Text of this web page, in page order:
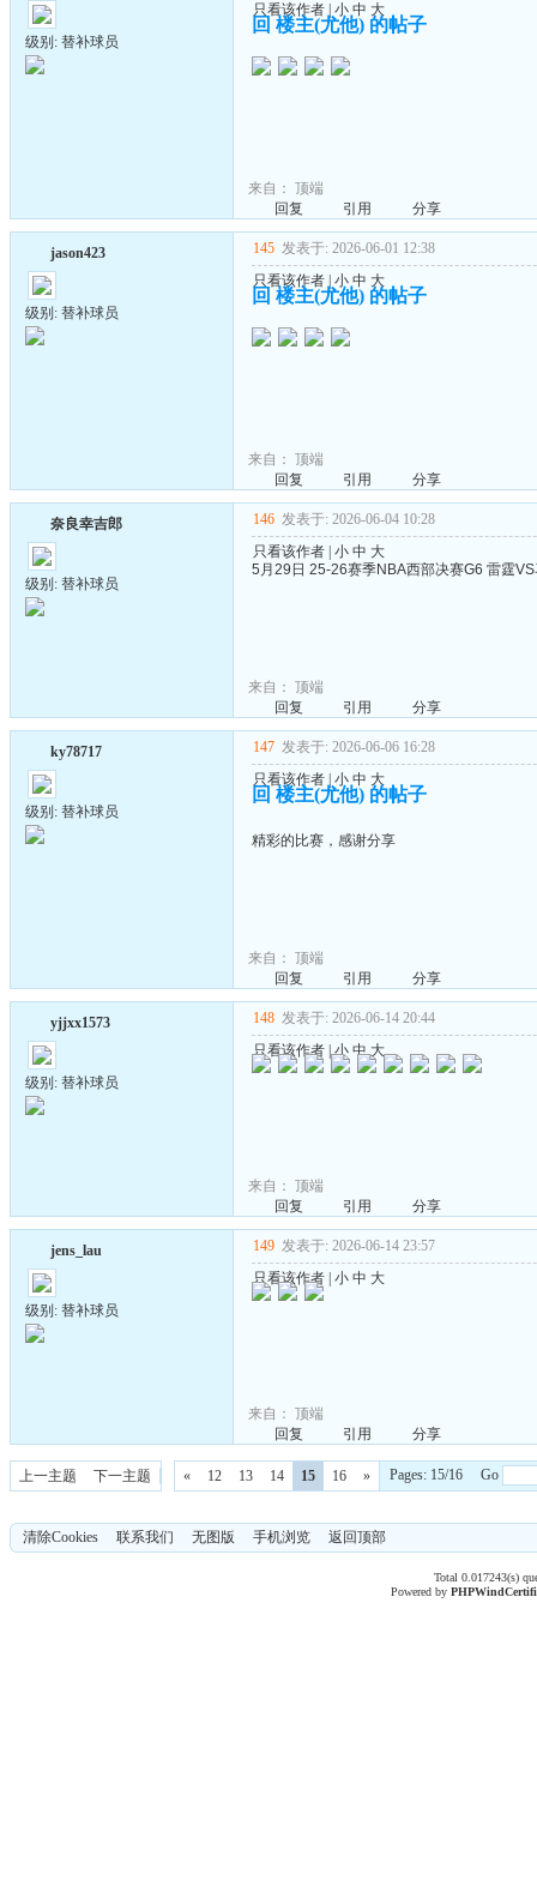
级别: 替补球员
只看该作者 小 中 大
回 楼主(尤他) 的帖子
来自： 顶端
回复
引用 分享
jason423
级别: 替补球员
145 发表于: 2026-06-01 12:38
只看该作者 小 中 大
回 楼主(尤他) 的帖子
来自： 顶端
回复
引用 分享
奈良幸吉郎
级别: 替补球员
146 发表于: 2026-06-04 10:28
只看该作者 小 中 大
5月29日 25-26赛季NBA西部决赛G6 雷霆
来自： 顶端
回复
引用 分享
ky78717
级别: 替补球员
147 发表于: 2026-06-06 16:28
只看该作者 小 中 大
回 楼主(尤他) 的帖子
精彩的比赛，感谢分享
来自： 顶端
回复
引用 分享
yjjxx1573
级别: 替补球员
148 发表于: 2026-06-14 20:44
只看该作者 |小 中 大
来自： 顶端
回复
引用 分享
jens_lau
级别: 替补球员
149 发表于: 2026-06-14 23:57
只看该作者 小 中 大
来自： 顶端
回复
引用 分享
上一主题 下一主题 « 12 13 14 15 16 » Pages: 15/16 Go
清除Cookies 联系我们 无图版 手机浏览 返回顶部
Total 0.017243(s)
Powered byPHPWind